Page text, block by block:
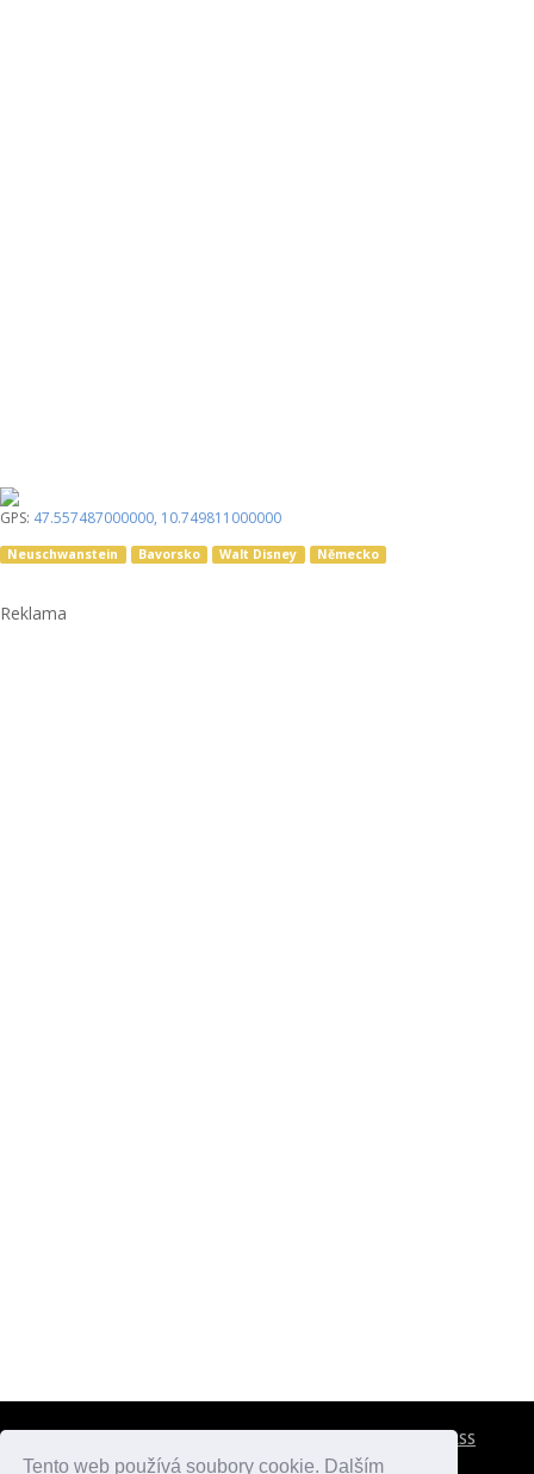
Tento web používá soubory cookie. Dalším
GPS: 47.557487000000, 10.749811000000
Neuschwanstein Bavorsko Walt Disney Německo
Reklama
RSS